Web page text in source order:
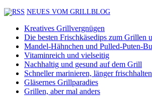
NEUES VOM GRILLBLOG
Kreatives Grillvergnügen
Die besten Frischkäsedips zum Grillen
Mandel-Hähnchen und Pulled-Puten-
Vitaminreich und vielseitig
Nachhaltig und gesund auf dem Grill
Schneller marinieren, länger frischhalten
Gläsernes Grillparadies
Grillen, aber mal anders